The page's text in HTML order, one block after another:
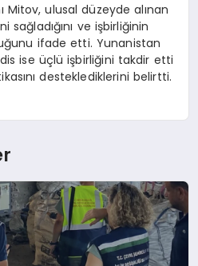
Mitov, ulusal düzeyde alınan
sağladığını ve işbirliğinin
ifade etti. Yunanistan
ise üçlü işbirliğini takdir etti
desteklediklerini belirtti.